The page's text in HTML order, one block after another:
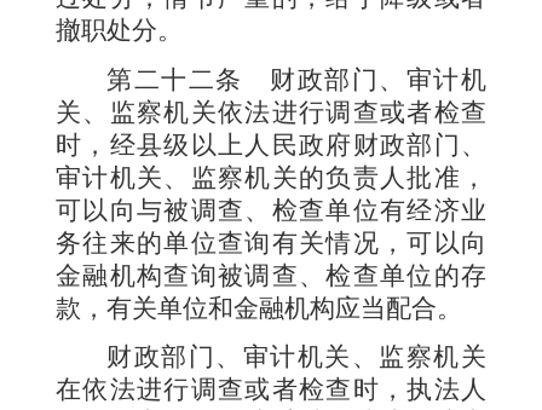
撤职处分。
第二十二条 财政部门、审计机
关、监察机关依法进行调查或者检查
时，经县级以上人民政府财政部门、
审计机关、监察机关的负责人批准，
可以向与被调查、检查单位有经济业
务往来的单位查询有关情况，可以向
金融机构查询被调查、检查单位的存
款，有关单位和金融机构应当配合。
财政部门、审计机关、监察机关
在依法进行调查或者检查时，执法人